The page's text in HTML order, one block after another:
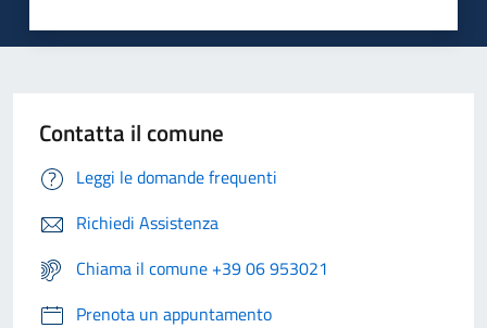
Contatta il comune
Leggi le domande frequenti
Richiedi Assistenza
Chiama il comune +39 06 953021
Prenota un appuntamento